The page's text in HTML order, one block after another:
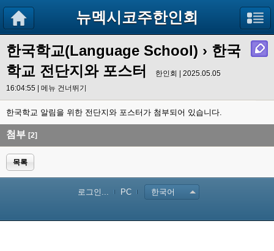
뉴멕시코주한인회
한국학교(Language School) › 한국
학교 전단지와 포스터
한인회 | 2025.05.05
16:04:55 | 메뉴 건너뛰기
한국학교 알림을 위한 전단지와 포스터가 첨부되어 있습니다.
첨부 [2]
목록
로그인... PC 한국어